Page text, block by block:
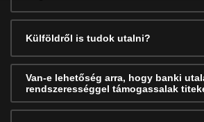
Külföldről is tudok utalni?
Van-e lehetőség arra, hogy banki
rendszerességgel támogassalak